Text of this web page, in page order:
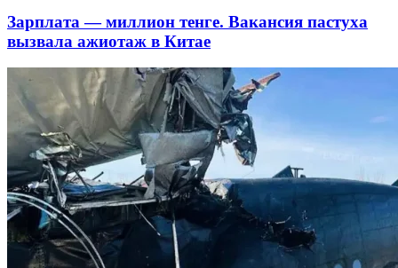
Зарплата — миллион тенге. Вакансия пастуха
вызвала ажиотаж в Китае